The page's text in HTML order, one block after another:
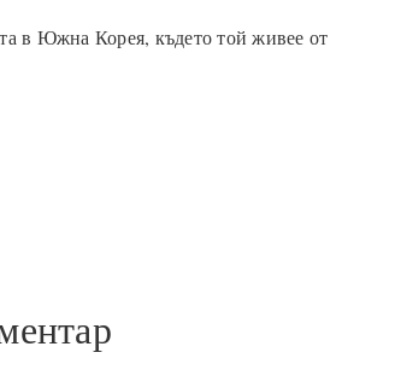
в Южна Корея, където той живее от